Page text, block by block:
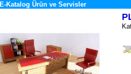
E-Katalog Ürün ve Servisler